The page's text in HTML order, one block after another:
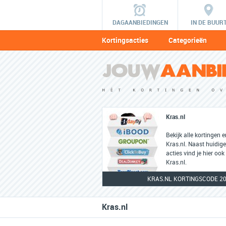
DAGAANBIEDINGEN IN DE
Kortingsacties Categorieën
Kras.nl
Bekijk alle kortingen
Kras.nl. Naast
acties vind je hier ook
Kras.nl.
KRAS.NL KORTINGSCODE
Kras.nl